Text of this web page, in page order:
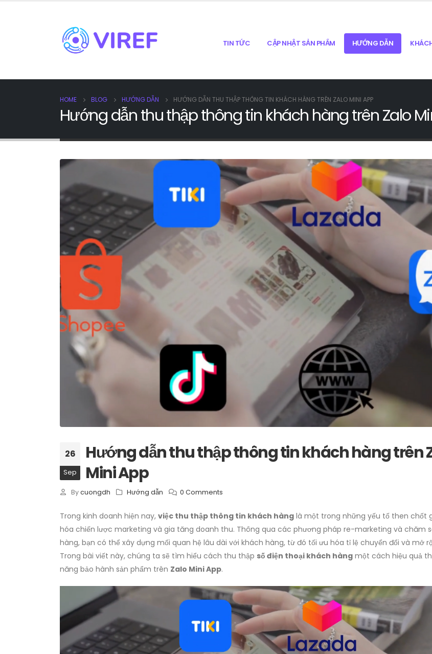
TIN TỨC CẬP NHẬT SẢN PHẨM HƯỚNG DẪN
HOME BLOG HƯỚNG DẪN HƯỚNG DẪN THU THẬP THÔNG TIN KHÁCH HÀNG TRÊN ZALO MINI APP
Hướng dẫn thu thập thông tin khách hàng trên Zalo
26
Sep
Hướng dẫn thu thập thông tin khách hàng trên
Mini App
By cuongdh Hướng dẫn 0 Comments
Trong kinh doanh hiện nay, việc thu thập thông tin khách hàng là một trong những yếu tố then chốt
hóa chiến lược marketing và gia tăng doanh thu. Thông qua các phương pháp re-marketing và chăm
hàng, bạn có thể xây dựng mối quan hệ lâu dài với khách hàng, từ đó tối ưu hóa tỉ lệ chuyển đổi và mở
Trong bài viết này, chúng ta sẽ tìm hiểu cách thu thập số điện thoại khách hàng một cách hiệu quả
năng bảo hành sản phẩm trên Zalo Mini App.